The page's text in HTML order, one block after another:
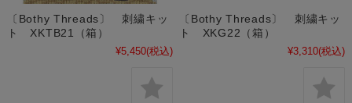
〔Bothy Threads〕 刺繍キッ
ト XKTB21（箱）
¥5,450(税込)
〔Bothy Threads〕 刺繍キッ
ト XKG22（箱）
¥3,310(税込)